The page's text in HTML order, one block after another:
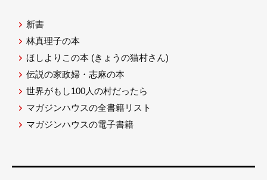
新書
林真理子の本
ほしよりこの本 (きょうの猫村さん)
伝説の家政婦・志麻の本
世界がもし100人の村だったら
マガジンハウスの全書籍リスト
マガジンハウスの電子書籍